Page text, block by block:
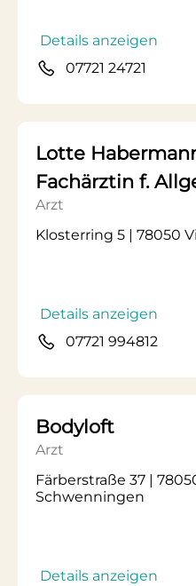
Details anzeigen
07721 24721
Lotte
Fachärztin f.
Arzt
Klosterring 5 | 78050
Details anzeigen
07721 994812
Bodyloft
Arzt
Färberstraße 37 |
Schwenningen
Details anzeigen